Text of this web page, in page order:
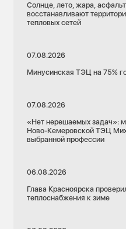
Солнце, лето, жара,
восстанавливают
тепловых сетей
07.08.2026
Минусинская ТЭЦ на 75%
07.08.2026
«Нет нерешаемых задач»:
Ново-Кемеровской ТЭЦ
выбранной профессии
06.08.2026
Глава Красноярска
теплоснабжения к зиме